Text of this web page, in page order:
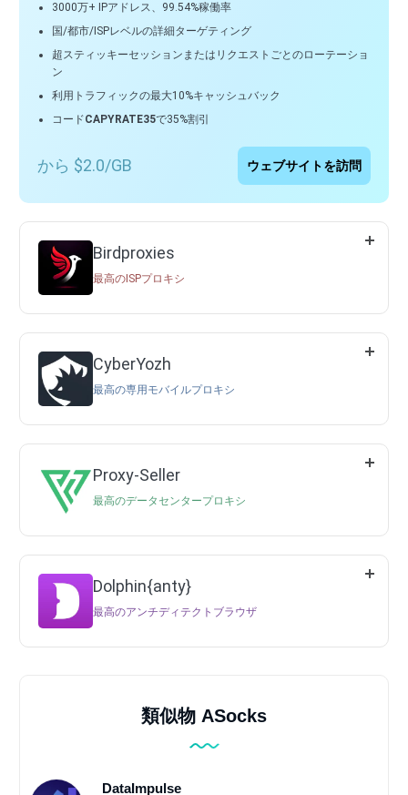
3000万+ IPアドレス、99.54%稼働率
国/都市/ISPレベルの詳細ターゲティング
超スティッキーセッションまたはリクエストごとのローテーショ
ン
利用トラフィックの最大10%キャッシュバック
コードCAPYRATE35で35%割引
から $2.0/GB ウェブサイトを訪問
Birdproxies
最高のISPプロキシ
CyberYozh
最高の専用モバイルプロキシ
Proxy-Seller
最高のデータセンタープロキシ
Dolphin{anty}
最高のアンチディテクトブラウザ
類似物 ASocks
DataImpulse